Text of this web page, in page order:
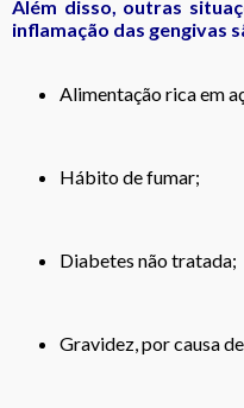
Além disso, outras
inflamação das gengivas
Alimentação rica em
Hábito de fumar;
Diabetes não tratada;
Gravidez, por causa